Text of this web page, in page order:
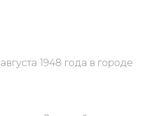
1948 года в городе